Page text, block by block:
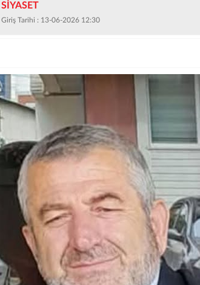
SİYASET
Giriş Tarihi : 13-06-2026 12:30